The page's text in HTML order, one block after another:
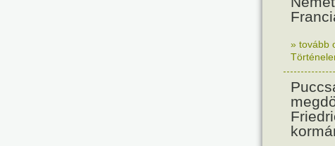
» tovább